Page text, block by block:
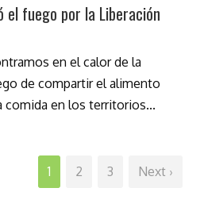
el fuego por la Liberación
en el calor de la
de compartir el alimento
comida en los territorios...
1 2 3 Next ›